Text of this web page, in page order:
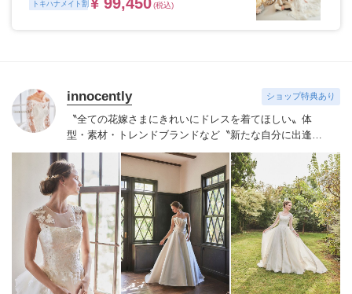
トキハナメイト割 (税込)
innocently ショップ特典あり
〝全ての花嫁さまにきれいにドレスを着てほしい〟 体
型・素材・トレンドブランドなど〝新たな自分に出逢え
る〟幅広いラインナップが揃うinnocently。
素材・デザイ
ンにこだわったオリジナルドレスは3～23号まで展開。
国内外の有名デザイナーズドレスも多数取扱っており、
NYやミラノ・バルセロナからセレクトされたインポート
ドレスは全て日本人花嫁向けにサイズ調整。さらに和装
は1903年創業からの伝統を受け継がれている厳選された
お着物や現代の薫りをちりばめた艶やかなコレクショ
ン。すべての花嫁さまへ後悔しないお衣裳選びをお手伝
いさせて頂きます。